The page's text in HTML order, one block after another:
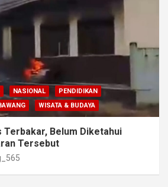
NASIONAL
PENDIDIKAN
WISATA & BUDAYA
Terbakar, Belum Diketahui
Tersebut